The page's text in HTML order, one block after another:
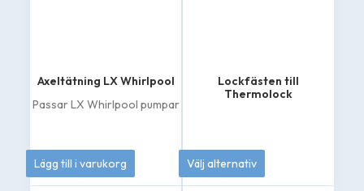
Axeltätning LX Whirlpool
Passar LX Whirlpool pumpar
249kr
Lägg till i varukorg
Lockfästen till
Thermolock
189kr
Välj alternativ
Den